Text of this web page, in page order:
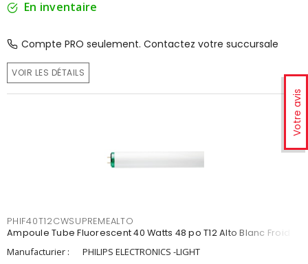
Votre avis
En inventaire
Compte PRO seulement. Contactez votre succursale
VOIR LES DÉTAILS
PHIF40T12CWSUPREMEALTO
Ampoule Tube Fluorescent 40 Watts 48 po T12 Alto Blanc Froid
Manufacturier :
PHILIPS ELECTRONICS -LIGHT